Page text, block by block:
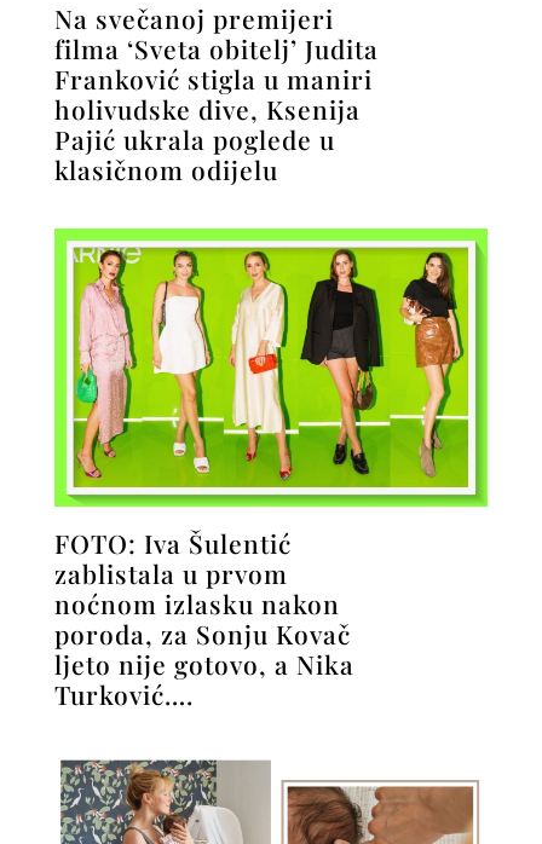
Na svečanoj premijeri
filma ‘Sveta obitelj’ Judita
Franković stigla u maniri
holivudske dive, Ksenija
Pajić ukrala poglede u
klasičnom odijelu
FOTO: Iva Šulentić
zablistala u prvom
noćnom izlasku nakon
poroda, za Sonju Kovač
ljeto nije gotovo, a Nika
Turković….